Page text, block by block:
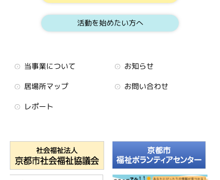
活動を始めたい方へ
当事業について
お知らせ
居場所マップ
お問い合わせ
レポート